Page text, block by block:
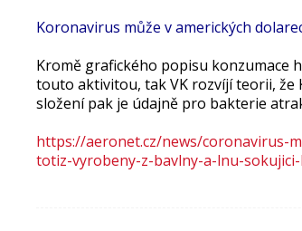
Koronavirus může v amerických
Kromě grafického popisu konzumace
touto aktivitou, tak VK rozvíjí teorii, že
složení pak je údajně pro bakterie
https://aeronet.cz/news/coronavirus-
totiz-vyrobeny-z-bavlny-a-lnu-